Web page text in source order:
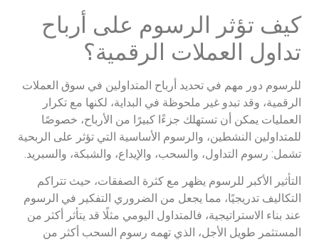
كيف تؤثر الرسوم على أرباح
تداول العملات الرقمية؟
للرسوم دور مهم في تحديد أرباح المتداولين في سوق العملات
الرقمية، وقد تبدو غير ملحوظة في البداية، لكنها مع تكرار
العمليات يمكن أن تستهلك جزءًا كبيرًا من الأرباح، خصوصًا
للمتداولين النشطين، والرسوم الأساسية التي تؤثر على الربحية
تشمل: رسوم التداول، والسحب، والإيداع، والشبكة، والسبريد.
التأثير الأكبر للرسوم يظهر مع كثرة الصفقات، حيث تتراكم
التكاليف تدريجيًا، مما يجعل من الضروري التفكير في الرسوم
عند بناء الاستراتيجية، فالمتداول اليومي مثلًا قد يتأثر أكثر من
المستثمر طويل الأجل، الذي تهمه رسوم السحب أكثر من